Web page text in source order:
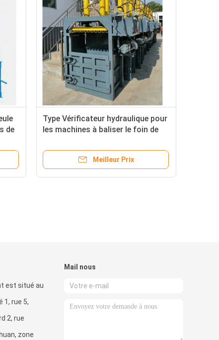
de
Type Vérificateur hydraulique pour
les machines à baliser le foin de
de rechange
Meilleur Prix
est situé au
1, rue 5,
2, rue
zone
Mail nous